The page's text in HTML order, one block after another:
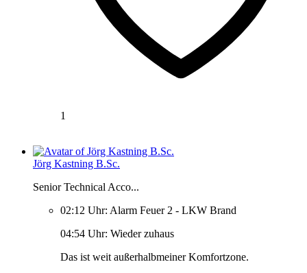
1
Jörg Kastning B.Sc.
Senior Technical Acco...
02:12 Uhr: Alarm Feuer 2 - LKW Brand
04:54 Uhr: Wieder zuhaus
Das ist weit außerhalbmeiner Komfortzone.